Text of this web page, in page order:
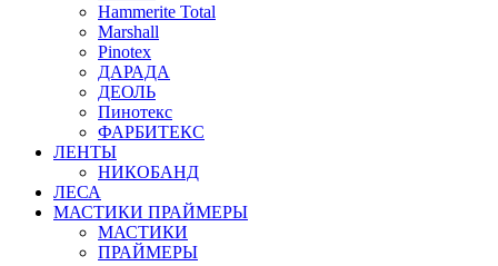
Hammerite Total
Marshall
Pinotex
ДАРАДА
ДЕОЛЬ
Пинотекс
ФАРБИТЕКС
ЛЕНТЫ
НИКОБАНД
ЛЕСА
МАСТИКИ ПРАЙМЕРЫ
МАСТИКИ
ПРАЙМЕРЫ